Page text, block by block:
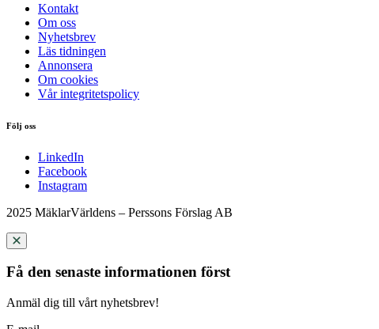
Kontakt
Om oss
Nyhetsbrev
Läs tidningen
Annonsera
Om cookies
Vår integritetspolicy
Följ oss
LinkedIn
Facebook
Instagram
2025 MäklarVärldens – Perssons Förslag AB
Få den senaste informationen först
Anmäl dig till vårt nyhetsbrev!